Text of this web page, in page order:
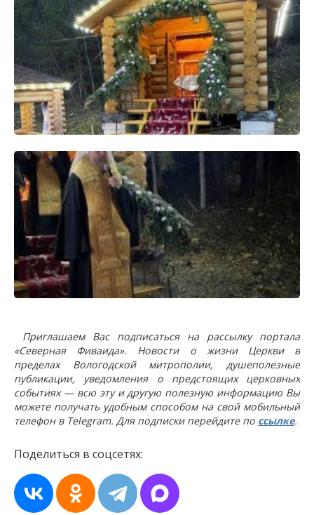
Приглашаем Вас подписаться на рассылку портала
«Северная Фиваида». Новости о жизни Церкви в
пределах Вологодской митрополии, душеполезные
публикации, уведомления о предстоящих церковных
событиях — всю эту и другую полезную информацию Вы
можете получать удобным способом на свой мобильный
телефон в Telegram. Для подписки перейдите по ссылке.
Поделиться в соцсетях: